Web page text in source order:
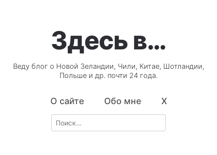
Здесь в…
Веду блог о Новой Зеландии, Чили, Китае, Шотландии,
Польше и др. почти 24 года.
О сайте Обо мне X
Search
for: